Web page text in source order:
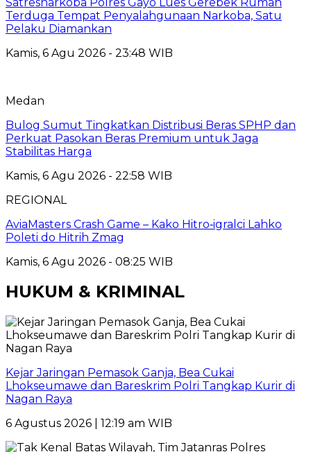
Terduga Tempat Penyalahgunaan Narkoba, Satu
Pelaku Diamankan
Kamis, 6 Agu 2026 - 23:48 WIB
Medan
Bulog Sumut Tingkatkan Distribusi Beras SPHP dan
Perkuat Pasokan Beras Premium untuk Jaga
Stabilitas Harga
Kamis, 6 Agu 2026 - 22:58 WIB
REGIONAL
AviaMasters Crash Game – Kako Hitro‑igralci Lahko
Poleti do Hitrih Zmag
Kamis, 6 Agu 2026 - 08:25 WIB
HUKUM & KRIMINAL
Kejar Jaringan Pemasok Ganja, Bea Cukai
Lhokseumawe dan Bareskrim Polri Tangkap Kurir di
Nagan Raya
6 Agustus 2026 | 12:19 am WIB